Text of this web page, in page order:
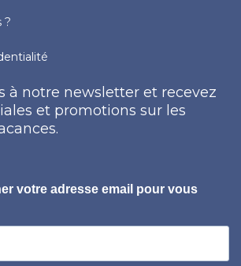
?
à notre newsletter et recevez
et promotions sur les
votre adresse email pour vous